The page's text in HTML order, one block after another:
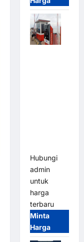
Hubungi
admin
untuk
harga
terbaru
Minta
Harga